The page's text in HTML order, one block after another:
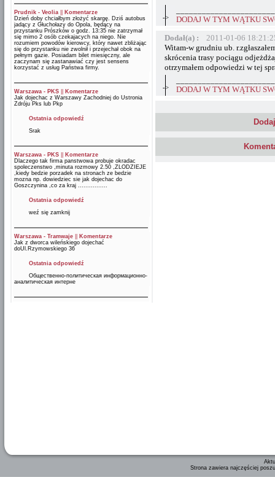
Prudnik - Veolia
Komentarze
Dzień doby chciałbym złożyć skargę. Dziś autobus
jadący z Głuchołazy do Opola, będący na
przystanku Prószków o godz. 13:35 nie zatrzymał
się mimo 2 osób czekajacych na niego. Nie
rozumiem powodów kierowcy, który nawet zbliżając
się do przystanku nie zwolnił i przejechał obok na
pełnym gazie. Posiadam bilet miesięczny, ale
zaczynam się zastanawiać czy jest sensens
korzystać z usług Państwa firmy.
Warszawa - PKS
Komentarze
Jak dojechac z Warszawy Zachodniej do Ustronia
Zdróju Pks lub Pkp
Ostatnia odpowiedź
Srak
Warszawa - PKS
Komentarze
Dlaczego tak firma panstwowa probuje okradac
spoleczenstwo ,minuta rozmowy 2.50 ,ZLODZIEJE
,kiedy bedzie porzadek na stronach ze bedzie
mozna np. dowiedziec sie jak dojechac do
Goszczynina ,co za kraj ................
Ostatnia odpowiedź
weź się zamknij
Warszawa - Tramwaje
Komentarze
Jak z dworca wileńskiego dojechać
doUl.Rzymowskiego 36
Ostatnia odpowiedź
Общественно-политическая информационно-
аналитическая интерне
->
DODAJ W TYM WĄTKU
Dodał(a) :
2011-01-06
Witam-w grudniu ub.
skrócenia trasy pociągu
otrzymałem odpowiedzi w tej
->
DODAJ W TYM WĄTKU
Strona zawiera najczęściej